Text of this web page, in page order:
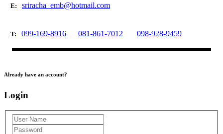
E: sriracha_emb@hotmail.com
T: 099-169-8916 081-861-7012 098-928-9459
Already have an account?
Login